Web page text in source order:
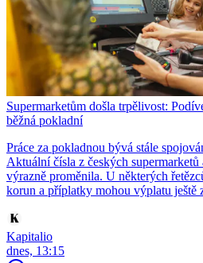
Supermarketům došla trpělivost:
běžná pokladní
Práce za pokladnou bývá stále
Aktuální čísla z českých supermarketů
výrazně proměnila. U některých
korun a příplatky mohou výplatu ještě
Kapitalio
dnes, 13:15